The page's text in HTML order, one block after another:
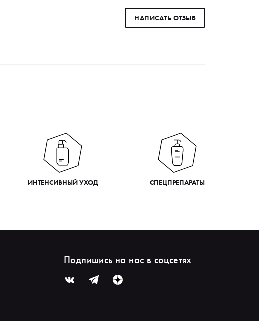
НАПИСАТЬ ОТЗЫВ
ИНТЕНСИВНЫЙ УХОД СПЕЦПРЕПАРАТЫ
Подпишись на нас в соцсетях